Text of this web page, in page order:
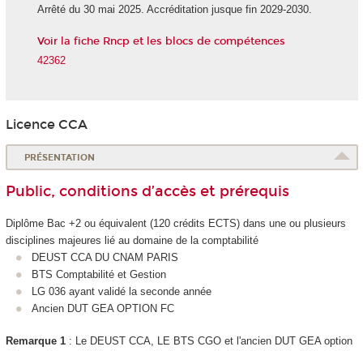
Arrêté du 30 mai 2025. Accréditation jusque fin 2029-2030.
Voir la fiche Rncp et les blocs de compétences
42362
Licence CCA
PRÉSENTATION
Public, conditions d’accès et prérequis
Diplôme Bac +2 ou équivalent (120 crédits ECTS) dans une ou plusieurs
disciplines majeures lié au domaine de la comptabilité
DEUST CCA DU CNAM PARIS
BTS Comptabilité et Gestion
LG 036 ayant validé la seconde année
Ancien DUT GEA OPTION FC
Remarque 1: Le DEUST CCA, LE BTS CGO et l'ancien DUT GEA option